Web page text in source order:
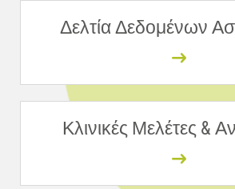
Δελτία Δεδομένων
Κλινικές Μελέτες &